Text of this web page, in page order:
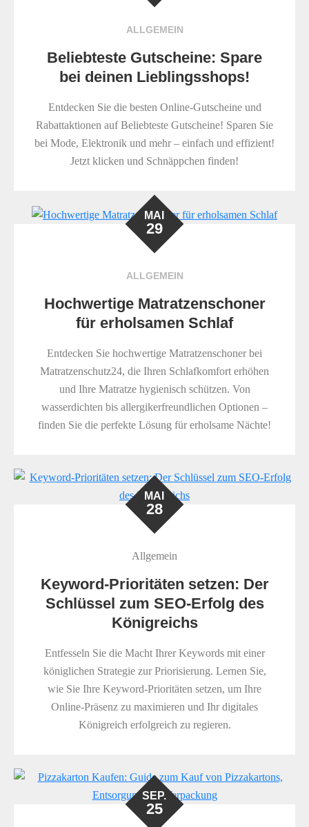
ALLGEMEIN
Beliebteste Gutscheine: Spare
bei deinen Lieblingsshops!
Entdecken Sie die besten Online-Gutscheine und
Rabattaktionen auf Beliebteste Gutscheine! Sparen Sie
bei Mode, Elektronik und mehr – einfach und effizient!
Jetzt klicken und Schnäppchen finden!
MAI
29
ALLGEMEIN
Hochwertige Matratzenschoner
für erholsamen Schlaf
Entdecken Sie hochwertige Matratzenschoner bei
Matratzenschutz24, die Ihren Schlafkomfort erhöhen
und Ihre Matratze hygienisch schützen. Von
wasserdichten bis allergikerfreundlichen Optionen –
finden Sie die perfekte Lösung für erholsame Nächte!
MAI
28
Allgemein
Keyword-Prioritäten setzen: Der
Schlüssel zum SEO-Erfolg des
Königreichs
Entfesseln Sie die Macht Ihrer Keywords mit einer
königlichen Strategie zur Priorisierung. Lernen Sie,
wie Sie Ihre Keyword-Prioritäten setzen, um Ihre
Online-Präsenz zu maximieren und Ihr digitales
Königreich erfolgreich zu regieren.
SEP.
25